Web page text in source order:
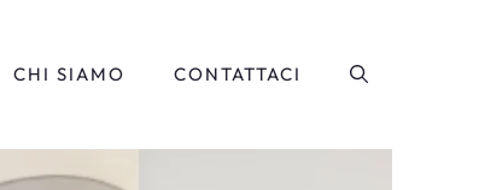
CHI SIAMO CONTATTACI